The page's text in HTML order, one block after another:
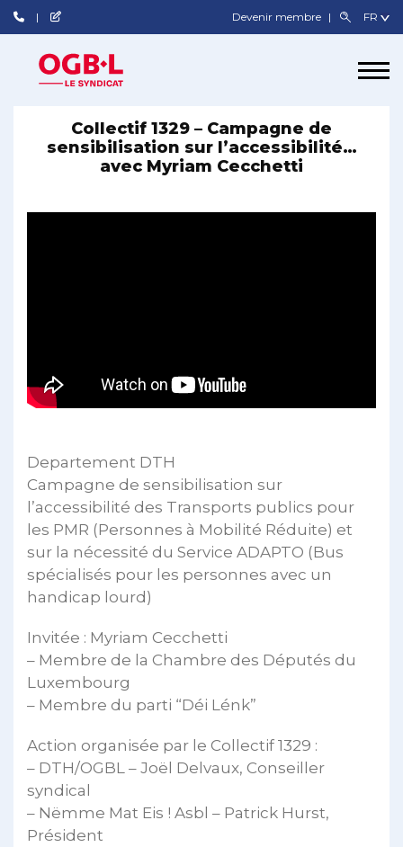
Devenir membre
Collectif 1329 – Campagne de
sensibilisation sur l’accessibilité…
avec Myriam Cecchetti
Departement DTH
Campagne de sensibilisation sur
l’accessibilité des Transports publics pour
les PMR (Personnes à Mobilité Réduite) et
sur la nécessité du Service ADAPTO (Bus
spécialisés pour les personnes avec un
handicap lourd)
Invitée : Myriam Cecchetti
– Membre de la Chambre des Députés du
Luxembourg
– Membre du parti “Déi Lénk”
Action organisée par le Collectif 1329 :
– DTH/OGBL – Joël Delvaux, Conseiller
syndical
– Nëmme Mat Eis ! Asbl – Patrick Hurst,
Président